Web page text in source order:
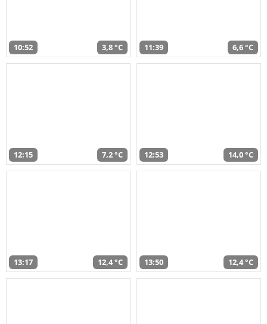
10:52 3,8 °C 11:39 6,6 °C
12:15 7,2 °C 12:53 14,0 °C
13:17 12,4 °C 13:50 12,4 °C